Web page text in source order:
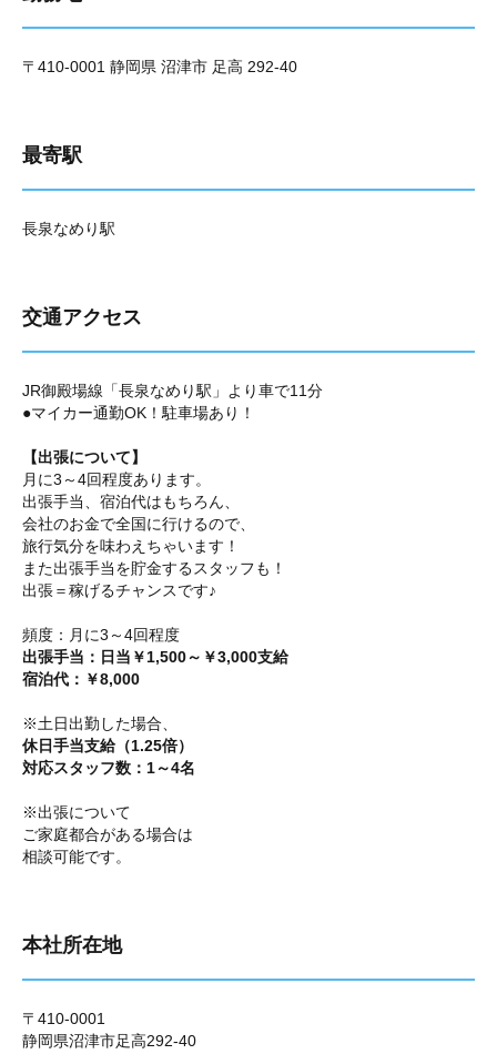
〒410-0001 静岡県 沼津市 足高 292-40
最寄駅
長泉なめり駅
交通アクセス
JR御殿場線「長泉なめり駅」より車で11分
●マイカー通勤OK！駐車場あり！
【出張について】
月に3～4回程度あります。
出張手当、宿泊代はもちろん、
会社のお金で全国に行けるので、
旅行気分を味わえちゃいます！
また出張手当を貯金するスタッフも！
出張＝稼げるチャンスです♪
頻度：月に3～4回程度
出張手当：日当￥1,500～￥3,000支給
宿泊代：￥8,000
※土日出勤した場合、
休日手当支給（1.25倍）
対応スタッフ数：1～4名
※出張について
ご家庭都合がある場合は
相談可能です。
本社所在地
〒410-0001
静岡県沼津市足高292-40